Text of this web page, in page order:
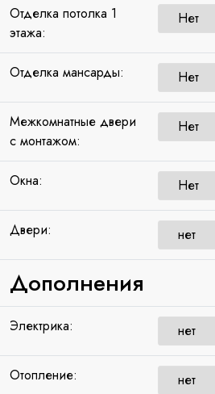
Отделка потолка 1
этажа:
Отделка мансарды:
Межкомнатные двери
с монтажом:
Окна:
Двери:
Дополнения
Электрика:
Отопление: